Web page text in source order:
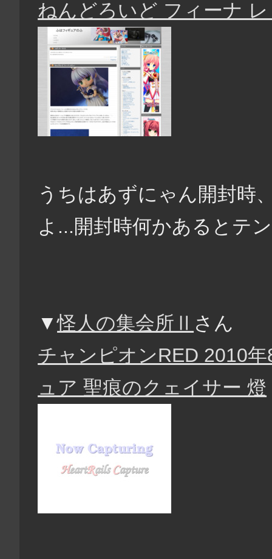
ねんどろいど フィーナ
うちはあずにゃん開封時
よ...開封時何かあるとテ
▼怪人の集会所Ⅱ さん
チャンピオンRED 2010
ュア 聖痕のクェイサー 燈